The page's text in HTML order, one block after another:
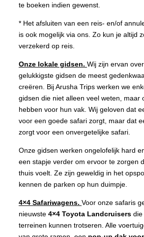
te boeken indien gewenst.
* Het afsluiten van een reis- en/of
is ook mogelijk via ons. Zo kun je altijd
verzekerd op reis.
Onze lokale gidsen. Wij zijn ervan
gelukkigste gidsen de meest
creëren. Bij Arusha Trips werken we
gidsen die niet alleen veel weten, maar
hebben voor hun vak. Wij geloven dat
voor een goede safari zorgt, maar dat
zorgt voor een onvergetelijke safari.
Onze gidsen werken ongelofelijk hard
een stapje verder om ervoor te zorgen
thuis voelt. Ze zijn geweldig in het
kennen de parken op hun duimpje.
4×4 Safariwagens. Voor onze safaris
nieuwste 4×4 Toyota Landcruisers die
terreinen kunnen trotseren. Alle